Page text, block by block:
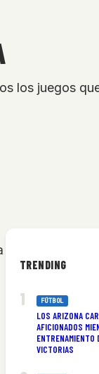
los juegos
TRENDING
FÚTBOL
LOS ARIZONA
AFICIONADOS
ENTRENAMIENTO
VICTORIAS